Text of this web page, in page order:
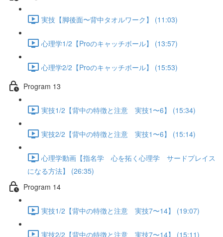
実技【脚後面〜背中タオルワーク】 (11:03)
心理学1/2【Proのキャッチボール】 (13:57)
心理学2/2【Proのキャッチボール】 (15:53)
Program 13
実技1/2【背中の特徴と注意 実技1〜6】 (15:34)
実技2/2【背中の特徴と注意 実技1〜6】 (15:14)
心理学動画【指名学 心を拓く心理学 サードプレイス
になる方法】 (26:35)
Program 14
実技1/2【背中の特徴と注意 実技7〜14】 (19:07)
実技2/2【背中の特徴と注意 実技7〜14】 (15:11)